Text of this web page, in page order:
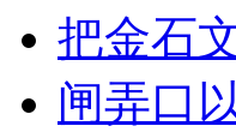
把金石
闸弄口